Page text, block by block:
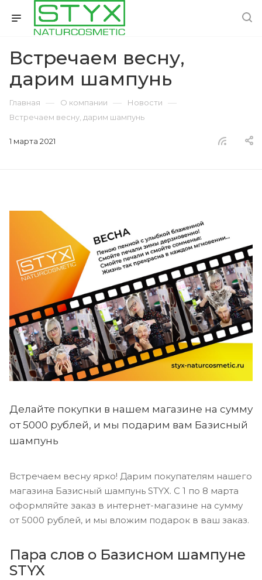
Встречаем весну,
дарим шампунь
Главная — О компании — Новости —
Встречаем весну, дарим шампунь
1 марта 2021
Делайте покупки в нашем магазине на сумму
от 5000 рублей, и мы подарим вам Базисный
шампунь
Встречаем весну ярко! Дарим покупателям нашего
магазина Базисный шампунь STYX. С 1 по 8 марта
оформляйте заказ в интернет-магазине на сумму
от 5000 рублей, и мы вложим подарок в ваш заказ.
Пара слов о Базисном шампуне
STYX